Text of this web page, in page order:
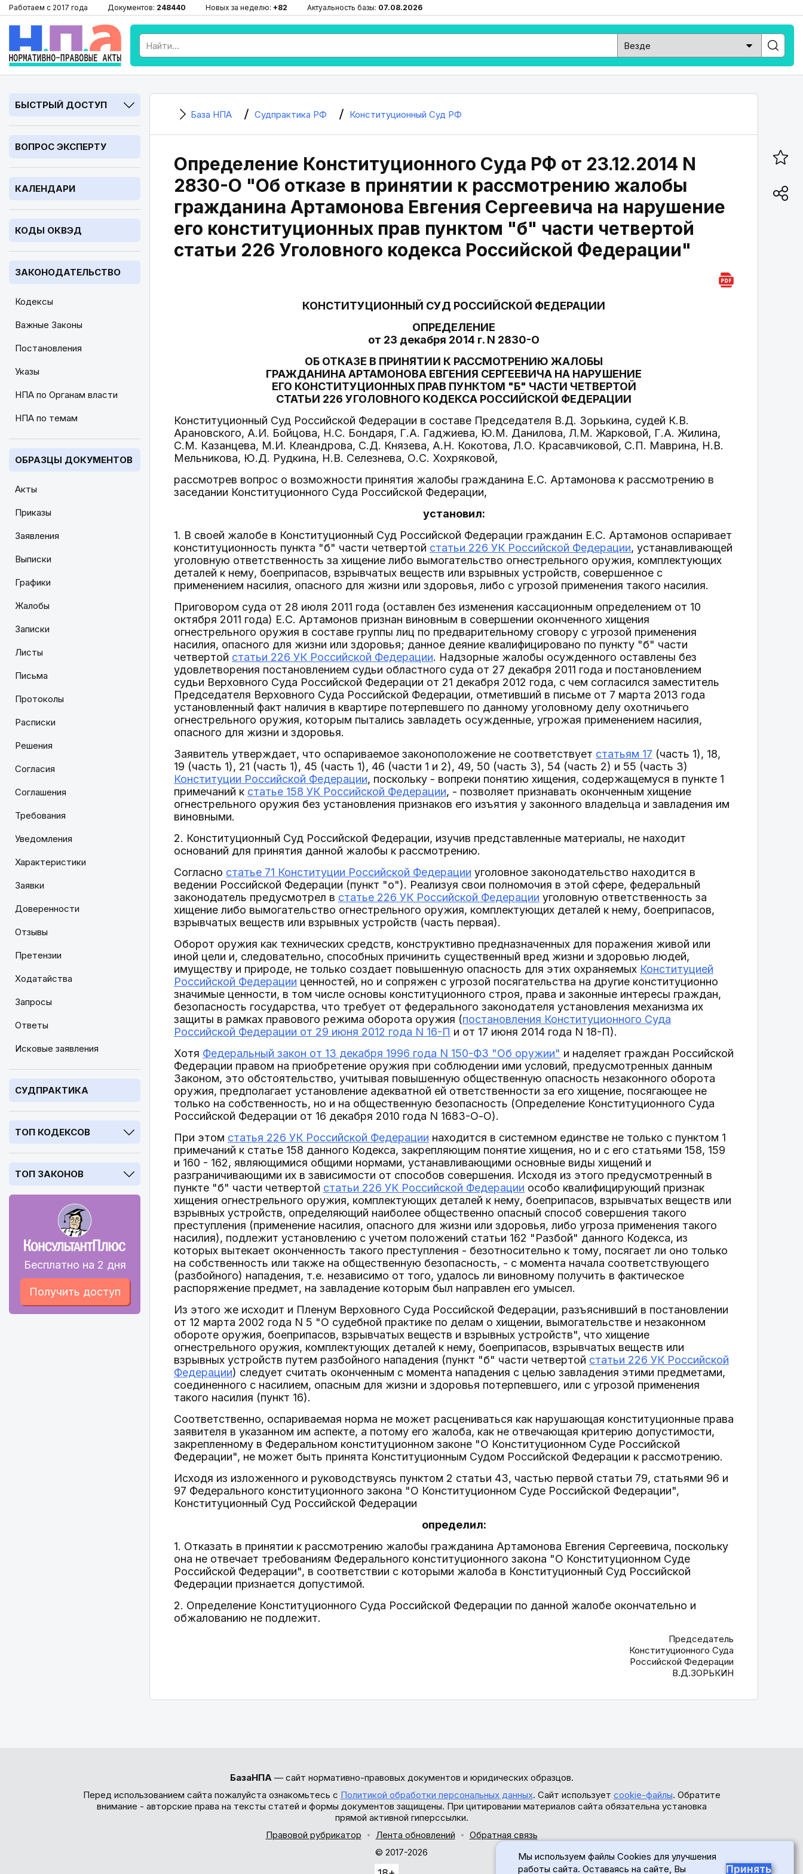
Работаем с 2017 года Документов: 248440 Новых за неделю: +82 Актуальность базы: 07.08.2026
БЫСТРЫЙ ДОСТУП
ВОПРОС ЭКСПЕРТУ
КАЛЕНДАРИ
КОДЫ ОКВЭД
ЗАКОНОДАТЕЛЬСТВО
Кодексы
Важные Законы
Постановления
Указы
НПА по Органам власти
НПА по темам
ОБРАЗЦЫ ДОКУМЕНТОВ
Акты
Приказы
Заявления
Выписки
Графики
Жалобы
Записки
Листы
Письма
Протоколы
Расписки
Решения
Согласия
Соглашения
Требования
Уведомления
Характеристики
Заявки
Доверенности
Отзывы
Претензии
Ходатайства
Запросы
Ответы
Исковые заявления
СУДПРАКТИКА
ТОП КОДЕКСОВ
ТОП ЗАКОНОВ
Бесплатно на 2 дня
Получить доступ
База НПА Судпрактика РФ Конституционный Суд РФ
Определение Конституционного Суда РФ от 23.12.2014 N
2830-О "Об отказе в принятии к рассмотрению жалобы
гражданина Артамонова Евгения Сергеевича на нарушение
его конституционных прав пунктом "б" части четвертой
статьи 226 Уголовного кодекса Российской Федерации"
КОНСТИТУЦИОННЫЙ СУД РОССИЙСКОЙ ФЕДЕРАЦИИ
ОПРЕДЕЛЕНИЕ
от 23 декабря 2014 г. N 2830-О
ОБ ОТКАЗЕ В ПРИНЯТИИ К РАССМОТРЕНИЮ ЖАЛОБЫ
ГРАЖДАНИНА АРТАМОНОВА ЕВГЕНИЯ СЕРГЕЕВИЧА НА НАРУШЕНИЕ
ЕГО КОНСТИТУЦИОННЫХ ПРАВ ПУНКТОМ "Б" ЧАСТИ ЧЕТВЕРТОЙ
СТАТЬИ 226 УГОЛОВНОГО КОДЕКСА РОССИЙСКОЙ ФЕДЕРАЦИИ
Конституционный Суд Российской Федерации в составе Председателя В.Д. Зорькина, судей К.В.
Арановского, А.И. Бойцова, Н.С. Бондаря, Г.А. Гаджиева, Ю.М. Данилова, Л.М. Жарковой, Г.А. Жилина,
С.М. Казанцева, М.И. Клеандрова, С.Д. Князева, А.Н. Кокотова, Л.О. Красавчиковой, С.П. Маврина, Н.В.
Мельникова, Ю.Д. Рудкина, Н.В. Селезнева, О.С. Хохряковой,
рассмотрев вопрос о возможности принятия жалобы гражданина Е.С. Артамонова к рассмотрению в
заседании Конституционного Суда Российской Федерации,
установил:
1. В своей жалобе в Конституционный Суд Российской Федерации гражданин Е.С. Артамонов оспаривает
конституционность пункта "б" части четвертой статьи 226 УК Российской Федерации, устанавливающей
уголовную ответственность за хищение либо вымогательство огнестрельного оружия, комплектующих
деталей к нему, боеприпасов, взрывчатых веществ или взрывных устройств, совершенное с
применением насилия, опасного для жизни или здоровья, либо с угрозой применения такого насилия.
Приговором суда от 28 июля 2011 года (оставлен без изменения кассационным определением от 10
октября 2011 года) Е.С. Артамонов признан виновным в совершении оконченного хищения
огнестрельного оружия в составе группы лиц по предварительному сговору с угрозой применения
насилия, опасного для жизни или здоровья; данное деяние квалифицировано по пункту "б" части
четвертой статьи 226 УК Российской Федерации. Надзорные жалобы осужденного оставлены без
удовлетворения постановлением судьи областного суда от 27 декабря 2011 года и постановлением
судьи Верховного Суда Российской Федерации от 21 декабря 2012 года, с чем согласился заместитель
Председателя Верховного Суда Российской Федерации, отметивший в письме от 7 марта 2013 года
установленный факт наличия в квартире потерпевшего по данному уголовному делу охотничьего
огнестрельного оружия, которым пытались завладеть осужденные, угрожая применением насилия,
опасного для жизни и здоровья.
Заявитель утверждает, что оспариваемое законоположение не соответствует статьям 17 (часть 1), 18,
19 (часть 1), 21 (часть 1), 45 (часть 1), 46 (части 1 и 2), 49, 50 (часть 3), 54 (часть 2) и 55 (часть 3)
Конституции Российской Федерации, поскольку - вопреки понятию хищения, содержащемуся в пункте 1
примечаний к статье 158 УК Российской Федерации, - позволяет признавать оконченным хищение
огнестрельного оружия без установления признаков его изъятия у законного владельца и завладения им
виновными.
2. Конституционный Суд Российской Федерации, изучив представленные материалы, не находит
оснований для принятия данной жалобы к рассмотрению.
Согласно статье 71 Конституции Российской Федерации уголовное законодательство находится в
ведении Российской Федерации (пункт "о"). Реализуя свои полномочия в этой сфере, федеральный
законодатель предусмотрел в статье 226 УК Российской Федерации уголовную ответственность за
хищение либо вымогательство огнестрельного оружия, комплектующих деталей к нему, боеприпасов,
взрывчатых веществ или взрывных устройств (часть первая).
Оборот оружия как технических средств, конструктивно предназначенных для поражения живой или
иной цели и, следовательно, способных причинить существенный вред жизни и здоровью людей,
имуществу и природе, не только создает повышенную опасность для этих охраняемых Конституцией
Российской Федерации ценностей, но и сопряжен с угрозой посягательства на другие конституционно
значимые ценности, в том числе основы конституционного строя, права и законные интересы граждан,
безопасность государства, что требует от федерального законодателя установления механизма их
защиты в рамках правового режима оборота оружия (постановления Конституционного Суда
Российской Федерации от 29 июня 2012 года N 16-П и от 17 июня 2014 года N 18-П).
Хотя Федеральный закон от 13 декабря 1996 года N 150-ФЗ "Об оружии" и наделяет граждан Российской
Федерации правом на приобретение оружия при соблюдении ими условий, предусмотренных данным
Законом, это обстоятельство, учитывая повышенную общественную опасность незаконного оборота
оружия, предполагает установление адекватной ей ответственности за его хищение, посягающее не
только на собственность, но и на общественную безопасность (Определение Конституционного Суда
Российской Федерации от 16 декабря 2010 года N 1683-О-О).
При этом статья 226 УК Российской Федерации находится в системном единстве не только с пунктом 1
примечаний к статье 158 данного Кодекса, закрепляющим понятие хищения, но и с его статьями 158, 159
и 160 - 162, являющимися общими нормами, устанавливающими основные виды хищений и
разграничивающими их в зависимости от способов совершения. Исходя из этого предусмотренный в
пункте "б" части четвертой статьи 226 УК Российской Федерации особо квалифицирующий признак
хищения огнестрельного оружия, комплектующих деталей к нему, боеприпасов, взрывчатых веществ или
взрывных устройств, определяющий наиболее общественно опасный способ совершения такого
преступления (применение насилия, опасного для жизни или здоровья, либо угроза применения такого
насилия), подлежит установлению с учетом положений статьи 162 "Разбой" данного Кодекса, из
которых вытекает оконченность такого преступления - безотносительно к тому, посягает ли оно только
на собственность или также на общественную безопасность, - с момента начала соответствующего
(разбойного) нападения, т.е. независимо от того, удалось ли виновному получить в фактическое
распоряжение предмет, на завладение которым был направлен его умысел.
Из этого же исходит и Пленум Верховного Суда Российской Федерации, разъяснивший в постановлении
от 12 марта 2002 года N 5 "О судебной практике по делам о хищении, вымогательстве и незаконном
обороте оружия, боеприпасов, взрывчатых веществ и взрывных устройств", что хищение
огнестрельного оружия, комплектующих деталей к нему, боеприпасов, взрывчатых веществ или
взрывных устройств путем разбойного нападения (пункт "б" части четвертой статьи 226 УК Российской
Федерации) следует считать оконченным с момента нападения с целью завладения этими предметами,
соединенного с насилием, опасным для жизни и здоровья потерпевшего, или с угрозой применения
такого насилия (пункт 16).
Соответственно, оспариваемая норма не может расцениваться как нарушающая конституционные права
заявителя в указанном им аспекте, а потому его жалоба, как не отвечающая критерию допустимости,
закрепленному в Федеральном конституционном законе "О Конституционном Суде Российской
Федерации", не может быть принята Конституционным Судом Российской Федерации к рассмотрению.
Исходя из изложенного и руководствуясь пунктом 2 статьи 43, частью первой статьи 79, статьями 96 и
97 Федерального конституционного закона "О Конституционном Суде Российской Федерации",
Конституционный Суд Российской Федерации
определил:
1. Отказать в принятии к рассмотрению жалобы гражданина Артамонова Евгения Сергеевича, поскольку
она не отвечает требованиям Федерального конституционного закона "О Конституционном Суде
Российской Федерации", в соответствии с которыми жалоба в Конституционный Суд Российской
Федерации признается допустимой.
2. Определение Конституционного Суда Российской Федерации по данной жалобе окончательно и
обжалованию не подлежит.
Председатель
Конституционного Суда
Российской Федерации
В.Д.ЗОРЬКИН
БазаНПА— сайт нормативно-правовых документов и юридических образцов.
Перед использованием сайта пожалуйста ознакомьтесь с Политикой обработки персональных данных. Сайт использует cookie-файлы. Обратите
внимание - авторские права на тексты статей и формы документов защищены. При цитировании материалов сайта обязательна установка
прямой активной гиперссылки.
Правовой рубрикатор
Лента обновлений
Обратная связь
© 2017-2026
Мы используем файлы Cookies для улучшения
работы сайта. Оставаясь на сайте, Вы
Принять